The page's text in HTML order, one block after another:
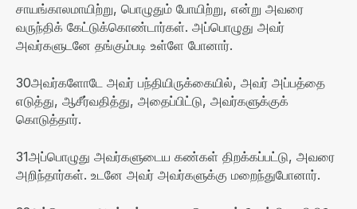
சாயங்காலமாயிற்று, பொழுதும் போயிற்று, என்று அவரை
வருந்திக் கேட்டுக்கொண்டார்கள். அப்பொழுது அவர்
அவர்களுடனே தங்கும்படி உள்ளே போனார்.
30அவர்களோடே அவர் பந்தியிருக்கையில், அவர் அப்பத்தை
எடுத்து, ஆசீர்வதித்து, அதைப்பிட்டு, அவர்களுக்குக்
கொடுத்தார்.
31அப்பொழுது அவர்களுடைய கண்கள் திறக்கப்பட்டு, அவரை
அறிந்தார்கள். உடனே அவர் அவர்களுக்கு மறைந்துபோனார்.